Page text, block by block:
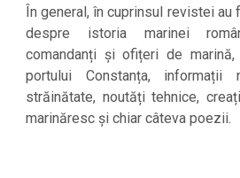
În general, în cuprinsul revistei
despre istoria marinei
comandanți și ofițeri de
portului Constanța,
străinătate, noutăți tehnice,
marinăresc și chiar câteva poezii.